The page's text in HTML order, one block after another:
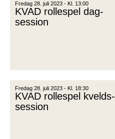
Fredag 28. juli 2023 - Kl. 13:00
KVAD rollespel dag-
session
Fredag 28. juli 2023 - Kl. 18:30
KVAD rollespel kvelds-
session